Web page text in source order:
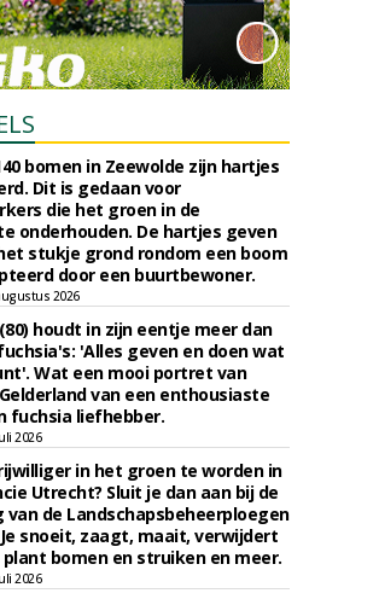
bomen in Zeewolde zijn hartjes
Dit is gedaan voor
die het groen in de
onderhouden. De hartjes geven
stukje grond rondom een boom
door een buurtbewoner.
2026
houdt in zijn eentje meer dan
'Alles geven en doen wat
Wat een mooi portret van
van een enthousiaste
fuchsia liefhebber.
2026
in het groen te worden in
Utrecht? Sluit je dan aan bij de
van de Landschapsbeheerploegen
snoeit, zaagt, maait, verwijdert
bomen en struiken en meer.
2026